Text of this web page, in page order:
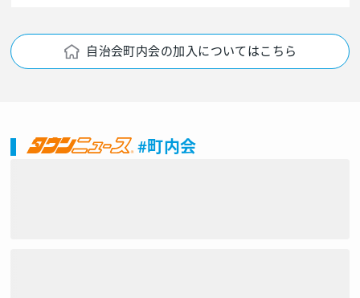
自治会町内会の加入についてはこちら
#町内会